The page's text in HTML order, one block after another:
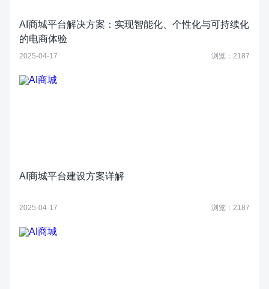
AI商城平台解决方案：实现智能化、个性化与可持续化
的电商体验
2025-04-17 浏览：2187
AI商城平台建设方案详解
2025-04-17 浏览：2187